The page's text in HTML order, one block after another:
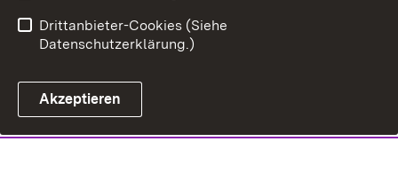
Drittanbieter-Cookies (Siehe
Datenschutzerklärung.)
Akzeptieren